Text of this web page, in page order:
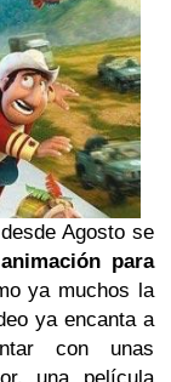
Agosto se
animación para
ya muchos la
ya encanta a
con unas
una película